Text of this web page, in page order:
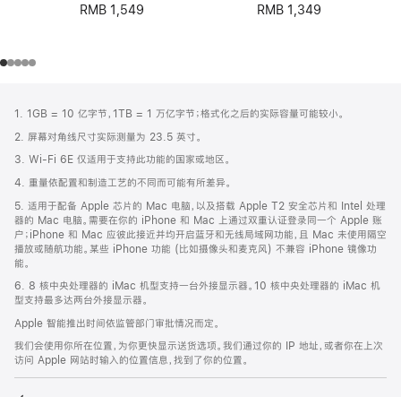
RMB 1,549 RMB 1,349
页
脚
注
1. 1GB = 10 亿字节，1TB = 1 万亿字节；格式化之后的实际容量可能较小。
2. 屏幕对角线尺寸实际测量为 23.5 英寸。
3. Wi-Fi 6E 仅适用于支持此功能的国家或地区。
4. 重量依配置和制造工艺的不同而可能有所差异。
5. 适用于配备 Apple 芯片的 Mac 电脑，以及搭载 Apple T2 安全芯片和 Intel 处理
器的 Mac 电脑。需要在你的 iPhone 和 Mac 上通过双重认证登录同一个 Apple 账
户；iPhone 和 Mac 应彼此接近并均开启蓝牙和无线局域网功能，且 Mac 未使用隔空
播放或随航功能。某些 iPhone 功能 (比如摄像头和麦克风) 不兼容 iPhone 镜像功
能。
6. 8 核中央处理器的 iMac 机型支持一台外接显示器。10 核中央处理器的 iMac 机
型支持最多达两台外接显示器。
Apple 智能推出时间依监管部门审批情况而定。
我们会使用你所在位置，为你更快显示送货选项。我们通过你的 IP 地址，或者你在上次
访问 Apple 网站时输入的位置信息，找到了你的位置。